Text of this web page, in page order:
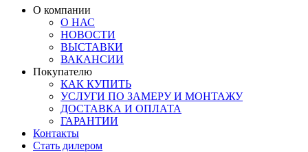
РАСПРОДАЖА ОСТАТКОВ
ВСЕ ДВЕРИ
РАЗДВИЖНЫЕ ПЕРЕГОРОДКИ
КОМПЛЕКТУЮЩИЕ
ОГРАНИЧИТЕЛИ
ПЕТЛИ
РАЗДВИЖНАЯ СИСТЕМА
СТЕНОВЫЕ ПАНЕЛИ
О компании
О НАС
НОВОСТИ
ВЫСТАВКИ
ВАКАНСИИ
Покупателю
КАК КУПИТЬ
УСЛУГИ ПО ЗАМЕРУ И МОНТАЖУ
ДОСТАВКА И ОПЛАТА
ГАРАНТИИ
Контакты
Стать дилером